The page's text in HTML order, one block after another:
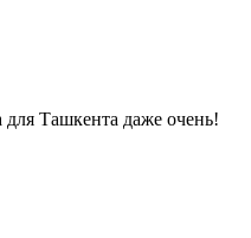
Ташкента даже очень!